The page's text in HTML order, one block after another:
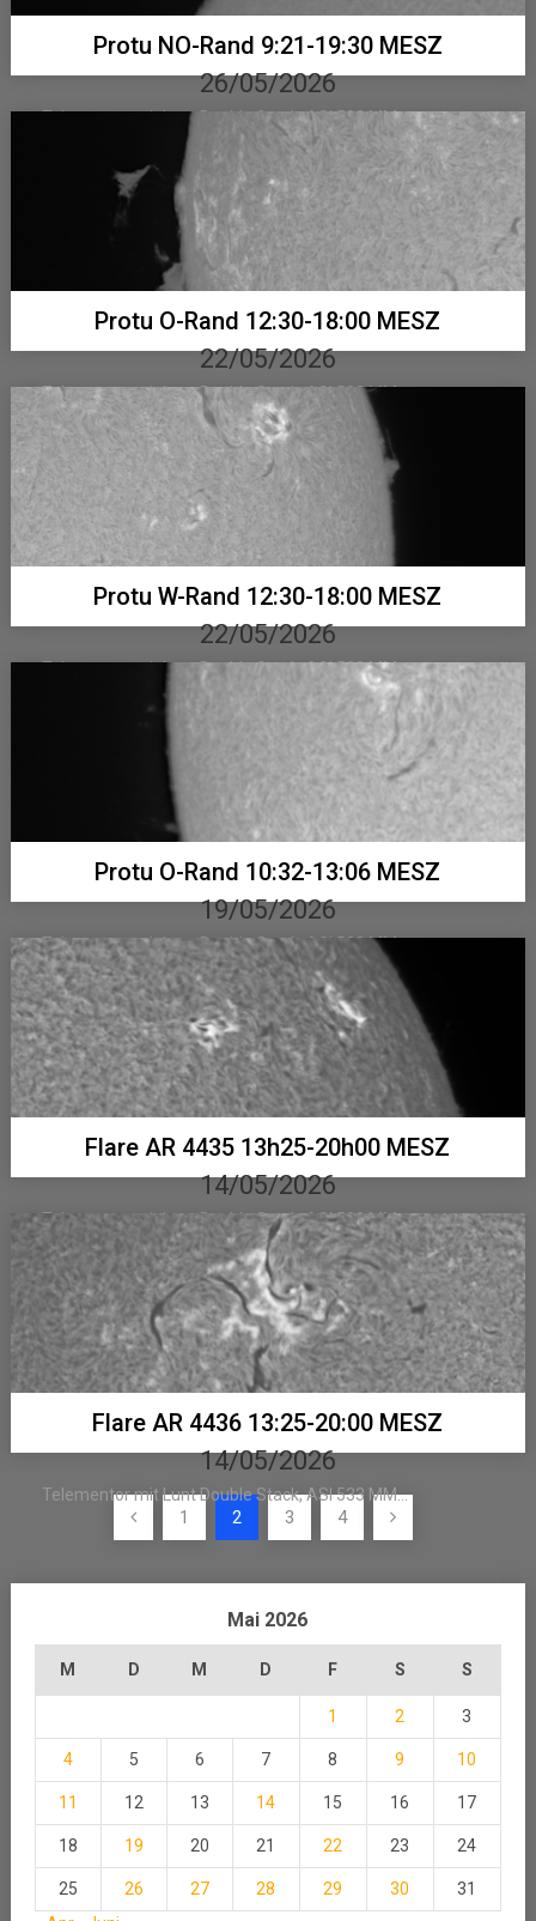
Protu NO-Rand 9:21-19:30 MESZ
26/05/2026
Telementor mit Lunt Double Stack, ASI 533 MM...
Protu O-Rand 12:30-18:00 MESZ
22/05/2026
Telementor mit Lunt Double Stack, ASI 533 MM...
Protu W-Rand 12:30-18:00 MESZ
22/05/2026
Telementor mit Lunt Double Stack, ASI 533 MM...
Protu O-Rand 10:32-13:06 MESZ
19/05/2026
Telementor mit Lunt Double Stack, ASI 533 MM...
Flare AR 4435 13h25-20h00 MESZ
14/05/2026
Telementor mit Lunt Double Stack, ASI 533 MM...
Flare AR 4436 13:25-20:00 MESZ
14/05/2026
Telementor mit Lunt Double Stack, ASI 533 MM...
Seitennummerierung
1 2 3 4
Mai 2026
M D M D F S S
1 2 3
4 5 6 7 8 9 10
11 12 13 14 15 16 17
18 19 20 21 22 23 24
25 26 27 28 29 30
31